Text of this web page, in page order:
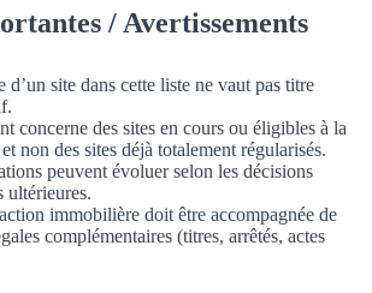
/ Avertissements
d’un site dans cette liste ne vaut pas titre
concerne des sites en cours ou éligibles à la
non des sites déjà totalement régularisés.
peuvent évoluer selon les décisions
ultérieures.
immobilière doit être accompagnée de
complémentaires (titres, arrêtés, actes